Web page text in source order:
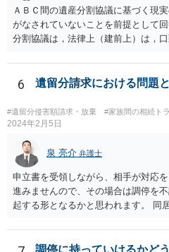
ＡＢＣ間の遺産分割協議に基づく現
がなされていないことを前提として
分割協議は，法律上（建前上）は，
ん。 また，不動産の名義を移転する
名捺印を得る必要があります。 し
の遺産分割協議が有効に成立してい
難と思われます。 「ＡＢＣ間の遺産
死亡し，二次相続が発生した」とい
議の内容を前提とした主張をするこ
人は応じない姿勢を示していること
主張としては維持しつつも，現実的
しどころ）としては，譲歩すること
れません。
6 遺留分請求における問題
#遺留分侵害額請求・放棄 #家族間の相続ト
2024年2月5日
泉 亮介 弁護士
申立書を受領しながら、相手が対応
進みませんので、その場合は調停を
起する形となるかと思われます。 同
め、後からひっくり返すということ
す。 公開相談の場でのご相談につ
調停に持っていけるかど